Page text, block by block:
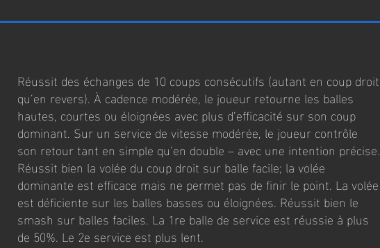
Réussit des échanges de 10 coups consécutifs (autant en coup droit
qu’en revers). À cadence modérée, le joueur retourne les balles
hautes, courtes ou éloignées avec plus d’efficacité sur son coup
dominant. Sur un service de vitesse modérée, le joueur contrôle
son retour tant en simple qu’en double – avec une intention précise.
Réussit bien la volée du coup droit sur balle facile; la volée
dominante est efficace mais ne permet pas de finir le point. La volée
est déficiente sur les balles basses ou éloignées. Réussit bien le
smash sur balles faciles. La 1re balle de service est réussie à plus
de 50%. Le 2e service est plus lent.